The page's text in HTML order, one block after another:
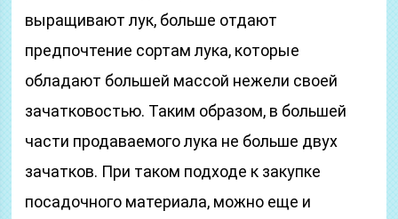
выращивают лук, больше отдают
предпочтение сортам лука, которые
обладают большей массой нежели своей
зачатковостью. Таким образом, в большей
части продаваемого лука не больше двух
зачатков. При таком подходе к закупке
посадочного материала, можно еще и